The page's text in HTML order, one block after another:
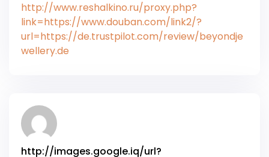
http://www.reshalkino.ru/proxy.php?
link=https://www.douban.com/link2/?
url=https://de.trustpilot.com/review/beyondje
wellery.de
http://images.google.iq/url?